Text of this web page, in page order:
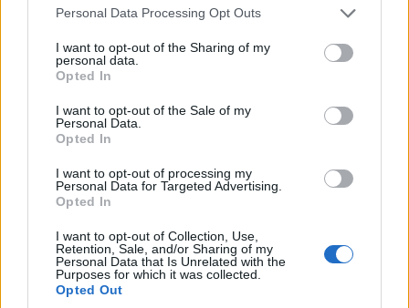
Please note that this website/app uses one or more Google
not limited to your visit or usage behaviour. You may click to
grant or deny consent to Google and its third-party tags to
use your data for below specified purposes in below Google
consent section.
Personal Data Processing Opt Outs
I want to opt-out of the Sharing of my
personal data.
Opted In
I want to opt-out of the Sale of my
Personal Data.
Opted In
I want to opt-out of processing my
Personal Data for Targeted Advertising.
Opted In
I want to opt-out of Collection, Use,
Retention, Sale, and/or Sharing of my
Personal Data that Is Unrelated with the
Purposes for which it was collected.
Opted Out
ziemi wskazywały mi, że to będzie optymalny wybór
dla tego samochodu. Nie pomyliłem się. Silnik jest
bardzo cichy i kulturalny, a moc i moment obrotowy
Przyspieszenie do 100 km/h na poziomie 10.6 s
sprawia, że nie postawiłbym na Hyundaia grosza w
wieczornych nielegalnych wyścigach na prostej, ale
w prawdziwym życiu i normalnej jeździe - zwłaszcza w
trasie - jest w porządku.
technicznych kończy bieg przy okrągłych 200
. Nie sprawdzałem tego, ale przy prędkości o 20
km/h niższej i30 miało jeszcze nieco wigoru. Mam